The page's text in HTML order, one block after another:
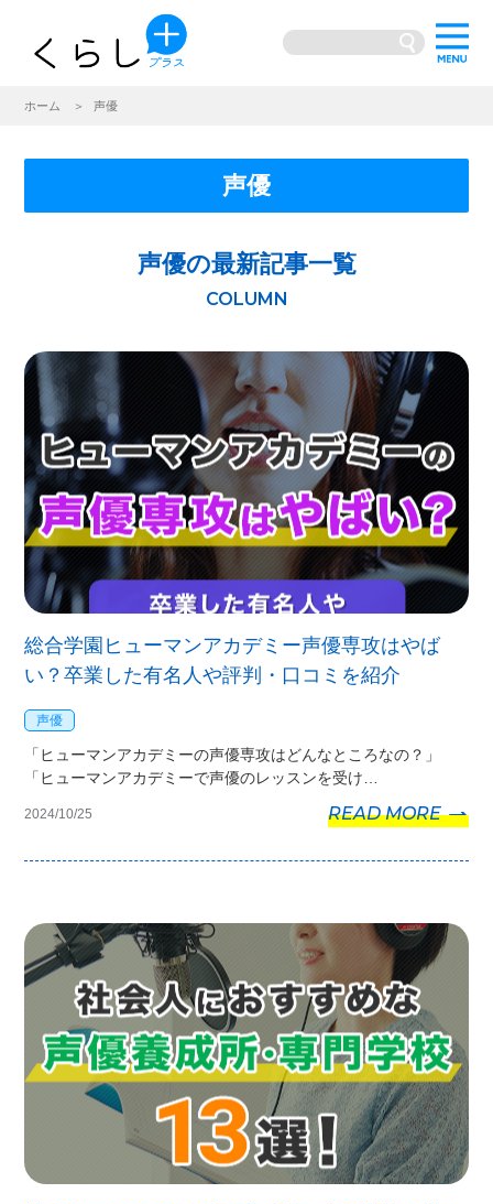
ホーム 声優
声優
声優の最新記事一覧
総合学園ヒューマンアカデミー声優専攻はやば
い？卒業した有名人や評判・口コミを紹介
声優
「ヒューマンアカデミーの声優専攻はどんなところなの？」
「ヒューマンアカデミーで声優のレッスンを受け…
2024/10/25 READ MORE